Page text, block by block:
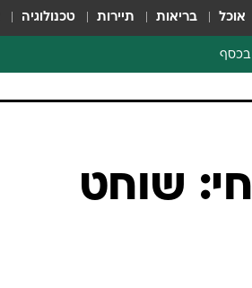
אוכל בריאות תיירות טכנולוגיה
בכסף